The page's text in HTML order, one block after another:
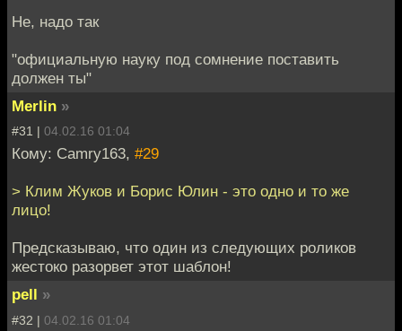
Не, надо так
"официальную науку под сомнение поставить
должен ты"
Merlin »
#31 | 04.02.16 01:04
Кому: Camry163, #29
> Клим Жуков и Борис Юлин - это одно и то же
лицо!
Предсказываю, что один из следующих роликов
жестоко разорвет этот шаблон!
pell »
#32 | 04.02.16 01:04